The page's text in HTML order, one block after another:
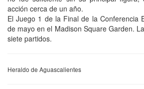
acción cerca de un año.
El Juego 1 de la Final de la Conferencia
de mayo en el Madison Square Garden.
siete partidos.
Heraldo de Aguascalientes